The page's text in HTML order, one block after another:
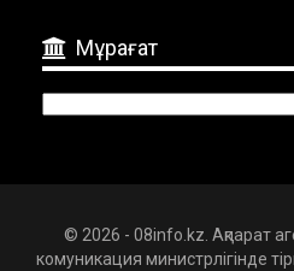
Мұрағат
© 2026 - 08info.kz. Ақпарат
комуникация министрлігінде